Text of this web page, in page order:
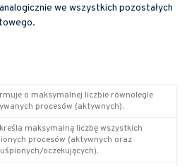
we wszystkich pozostałych
o maksymalnej liczbie równolegle
procesów (aktywnych).
maksymalną liczbę wszystkich
procesów (aktywnych oraz
uśpionych/oczekujących).